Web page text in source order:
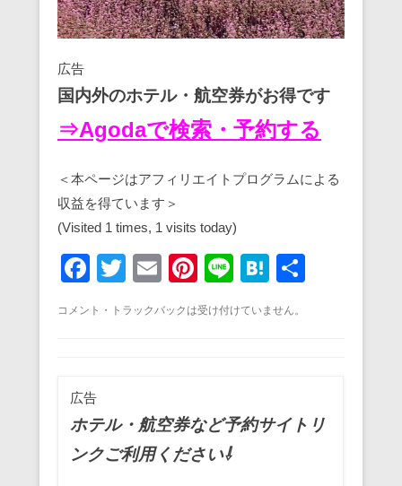
広告
国内外のホテル・航空券がお得です
⇒Agodaで検索・予約する
＜本ページはアフィリエイトプログラムによる
収益を得ています＞
(Visited 1 times, 1 visits today)
F
c
b
o
o
k
T
tt
E
ail
Pi
nt
er
Li
e
H
e
コメント・トラックバックは受け付けていません。
広告
ホテル・航空券など予約サイトリ
ンクご利用ください⇩